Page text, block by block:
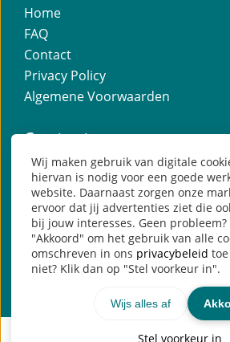
Home
FAQ
Contact
Privacy Policy
Algemene Voorwaarden
Contact
Olivier Termijtelen
Nieuwe Gracht 37
2011 NC Haarlem
Contact?Klik hier
Wij maken gebruik van digitale
hiervan is nodig voor een goede
website. Daarnaast zorgen onze
ervoor dat jij advertenties ziet die
bij jouw interesses. Geen
"Akkoord" om het gebruik van alle
omschreven in ons privacybeleid
niet? Klik dan op "Stel voorkeur in".
Stel voorkeur in
Wijs alles af